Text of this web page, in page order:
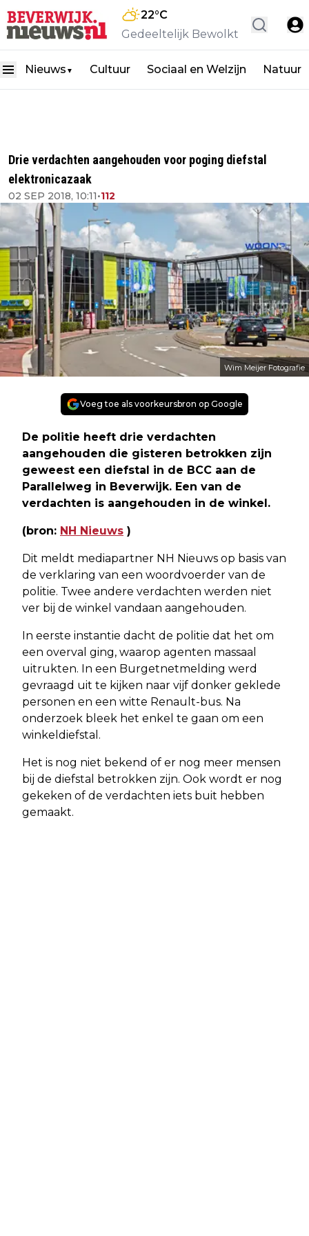
22°C
Gedeeltelijk Bewolkt
Nieuws ▼ Cultuur Sociaal en Welzijn Natuur
Drie verdachten aangehouden voor poging diefstal
elektronicazaak
02 SEP 2018, 10:11•112
Wim Meijer Fotografie
Voeg toe als voorkeursbron op Google
De politie heeft drie verdachten
aangehouden die gisteren betrokken zijn
geweest een diefstal in de BCC aan de
Parallelweg in Beverwijk. Een van de
verdachten is aangehouden in de winkel.
(bron: NH Nieuws )
Dit meldt mediapartner NH Nieuws op basis van
de verklaring van een woordvoerder van de
politie. Twee andere verdachten werden niet
ver bij de winkel vandaan aangehouden.
In eerste instantie dacht de politie dat het om
een overval ging, waarop agenten massaal
uitrukten. In een Burgetnetmelding werd
gevraagd uit te kijken naar vijf donker geklede
personen en een witte Renault-bus. Na
onderzoek bleek het enkel te gaan om een
winkeldiefstal.
Het is nog niet bekend of er nog meer mensen
bij de diefstal betrokken zijn. Ook wordt er nog
gekeken of de verdachten iets buit hebben
gemaakt.